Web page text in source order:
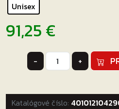
Unisex
91,25€
-
množstvo
nepremokavé
AQUA
pánske
+
Katalógové číslo: